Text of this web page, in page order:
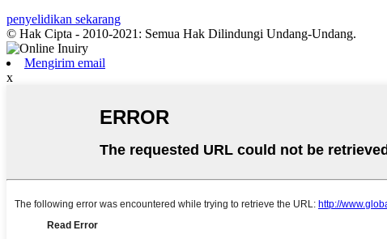
penyelidikan sekarang
© Hak Cipta - 2010-2021: Semua Hak Dilindungi Undang-Undang.
Mengirim email
x